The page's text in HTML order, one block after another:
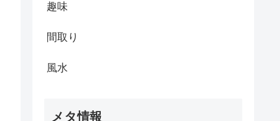
趣味
間取り
風水
メタ情報